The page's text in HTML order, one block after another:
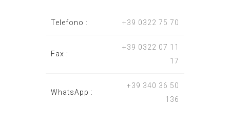
Telefono : +39 0322 75 70
Fax :
+39 0322 07 11
17
WhatsApp :
+39 340 36 50
136